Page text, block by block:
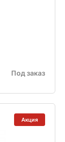
Под заказ
Акция